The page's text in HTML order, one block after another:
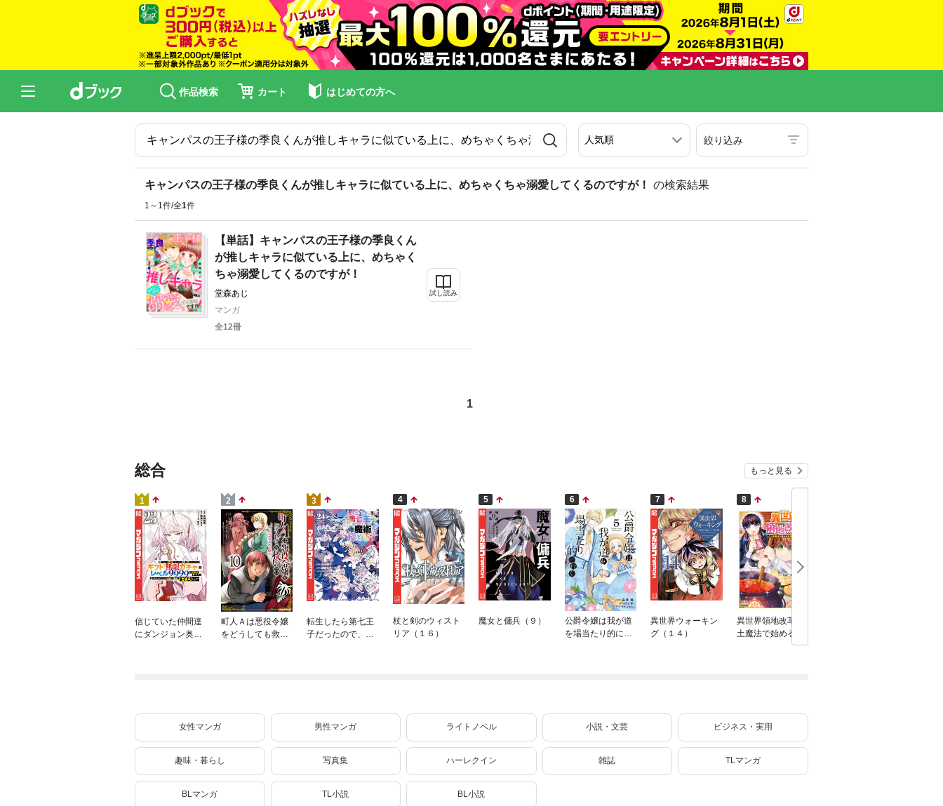
作品検索 カート はじめての方へ
絞り込み
キャンパスの王子様の季良くんが推しキャラに似ている上に、めちゃくちゃ溺愛してくるのですが！ の検索結果
1～1件/全1件
【単話】キャンパスの王子様の季良くん
が推しキャラに似ている上に、めちゃく
ちゃ溺愛してくるのですが！
堂森あじ
マンガ
全12冊
試し読み
1
総合 もっと見る
1
信じていた仲間達
にダンジョン奥地
界に復讐＆『ざま
（２３）
2
町人Ａは悪役令嬢
をどうしても救い
3
転生したら第七王
子だったので、気
4
杖と剣のウィスト
リア（１６）
5
魔女と傭兵（９）
6
公爵令嬢は我が道
を場当たり的に行
7
異世界ウォーキン
グ（１４）
8
異世界領地改革～
土魔法で始める公
共事業～ 9巻【特
女性マンガ 男性マンガ ライトノベル 小説・文芸 ビジネス・実用
趣味・暮らし 写真集 ハーレクイン 雑誌 TLマンガ
BLマンガ TL小説 BL小説